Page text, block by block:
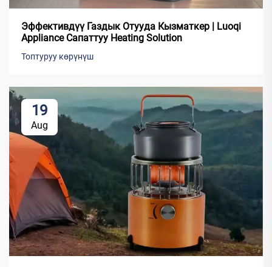
Эффективдүү Газдык Отууда Кызматкер | Luoqi
Appliance Сапаттуу Heating Solution
Топтуруу көрүнүш
19
Aug